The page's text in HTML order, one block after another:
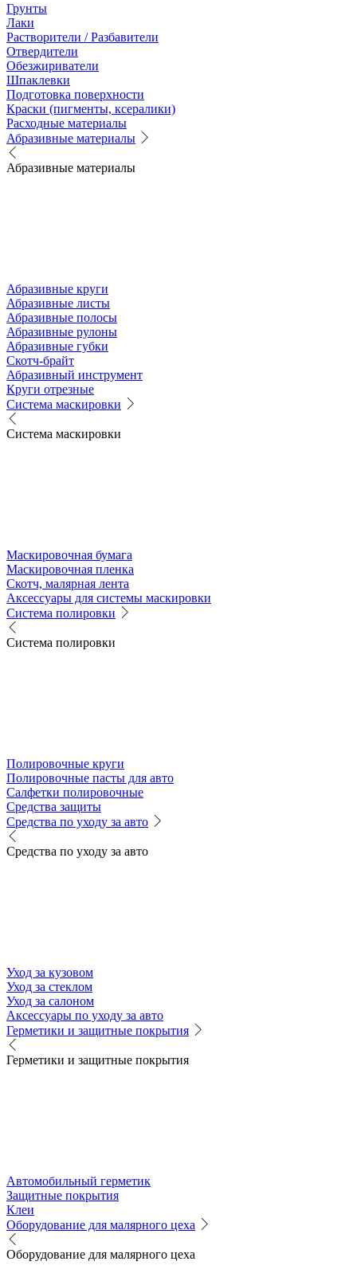
Грунты
Лаки
Растворители / Разбавители
Отвердители
Обезжириватели
Шпаклевки
Подготовка поверхности
Краски (пигменты, ксералики)
Расходные материалы
Абразивные материалы
Абразивные материалы
Абразивные круги
Абразивные листы
Абразивные полосы
Абразивные рулоны
Абразивные губки
Скотч-брайт
Абразивный инструмент
Круги отрезные
Система маскировки
Система маскировки
Маскировочная бумага
Маскировочная пленка
Скотч, малярная лента
Аксессуары для системы маскировки
Система полировки
Система полировки
Полировочные круги
Полировочные пасты для авто
Салфетки полировочные
Средства защиты
Средства по уходу за авто
Средства по уходу за авто
Уход за кузовом
Уход за стеклом
Уход за салоном
Аксессуары по уходу за авто
Герметики и защитные покрытия
Герметики и защитные покрытия
Автомобильный герметик
Защитные покрытия
Клеи
Оборудование для малярного цеха
Оборудование для малярного цеха